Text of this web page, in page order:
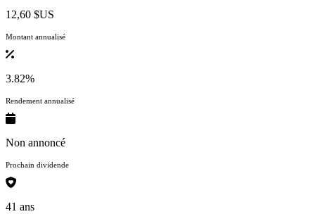
12,60 $US
Montant annualisé
3.82%
Rendement annualisé
Non annoncé
Prochain dividende
41 ans